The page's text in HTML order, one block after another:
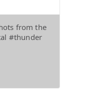
from the
#thunder